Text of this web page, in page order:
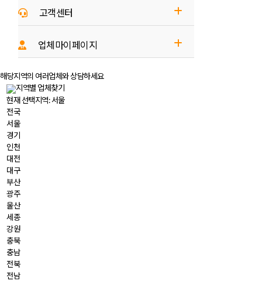
고객센터
- 이용안내
- 금융소식
업체마이페이지
- 업체 회원가입
해당지역의 여러업체와상담하세요
지역별 업체찾기
현재 선택지역:서울
전국
서울
경기
인천
대전
대구
부산
광주
울산
세종
강원
충북
충남
전북
전남